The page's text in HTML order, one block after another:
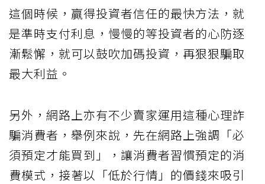
這個時候，贏得投資者信任的最快方法，就
是準時支付利息，慢慢的等投資者的心防逐
漸鬆懈，就可以鼓吹加碼投資，再狠狠騙取
最大利益。
另外，網路上亦有不少賣家運用這種心理詐
騙消費者，舉例來說，先在網路上強調「必
須預定才能買到」，讓消費者習慣預定的消
費模式，接著以「低於行情」的價錢來吸引